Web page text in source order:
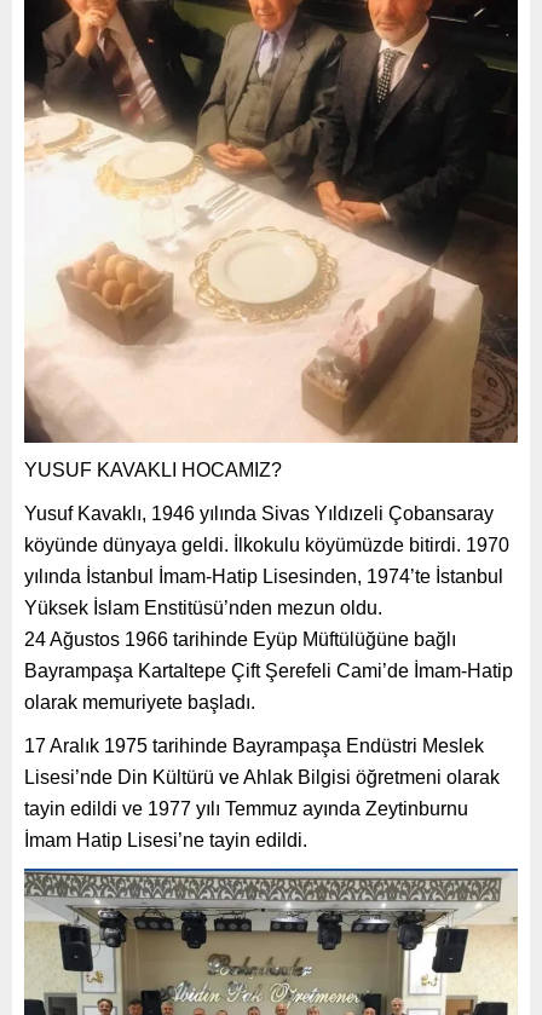
YUSUF KAVAKLI HOCAMIZ?
Yusuf Kavaklı, 1946 yılında Sivas Yıldızeli Çobansaray
köyünde dünyaya geldi. İlkokulu köyümüzde bitirdi. 1970
yılında İstanbul İmam-Hatip Lisesinden, 1974’te İstanbul
Yüksek İslam Enstitüsü’nden mezun oldu.
24 Ağustos 1966 tarihinde Eyüp Müftülüğüne bağlı
Bayrampaşa Kartaltepe Çift Şerefeli Cami’de İmam-Hatip
olarak memuriyete başladı.
17 Aralık 1975 tarihinde Bayrampaşa Endüstri Meslek
Lisesi’nde Din Kültürü ve Ahlak Bilgisi öğretmeni olarak
tayin edildi ve 1977 yılı Temmuz ayında Zeytinburnu
İmam Hatip Lisesi’ne tayin edildi.